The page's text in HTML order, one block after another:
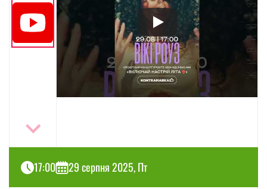
17:00 29 серпня 2025, Пт